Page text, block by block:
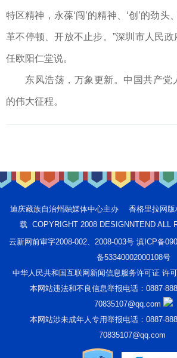
特区精神，永葆‘闯’的精神、‘创’的劲头
革不停顿、开放不止步。”深圳市人民
任欧阳仁堂说。
东风浩荡，万象更新。中国共产党
的伟大征程。
迪庆藏族自治州融媒体中心主办 香格里拉网
载 COPYRIGHT 2008 DESIGNNTEND ALL
云新网前审字2008-002、2008-003号 滇ICP备
备53340002000108号
中华人民共和国互联网新闻信息服务许可证 许
本网站违法和不良信息举报电话：0887-
70835107@qq.com
本网站涉未成年人专用举报电话：0887-
70835107@qq.com